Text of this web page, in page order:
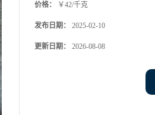
价格： ￥42/千克
发布日期： 2025-02-10
更新日期： 2026-08-08